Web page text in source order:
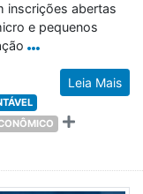
inscrições abertas
e pequenos
Leia Mais